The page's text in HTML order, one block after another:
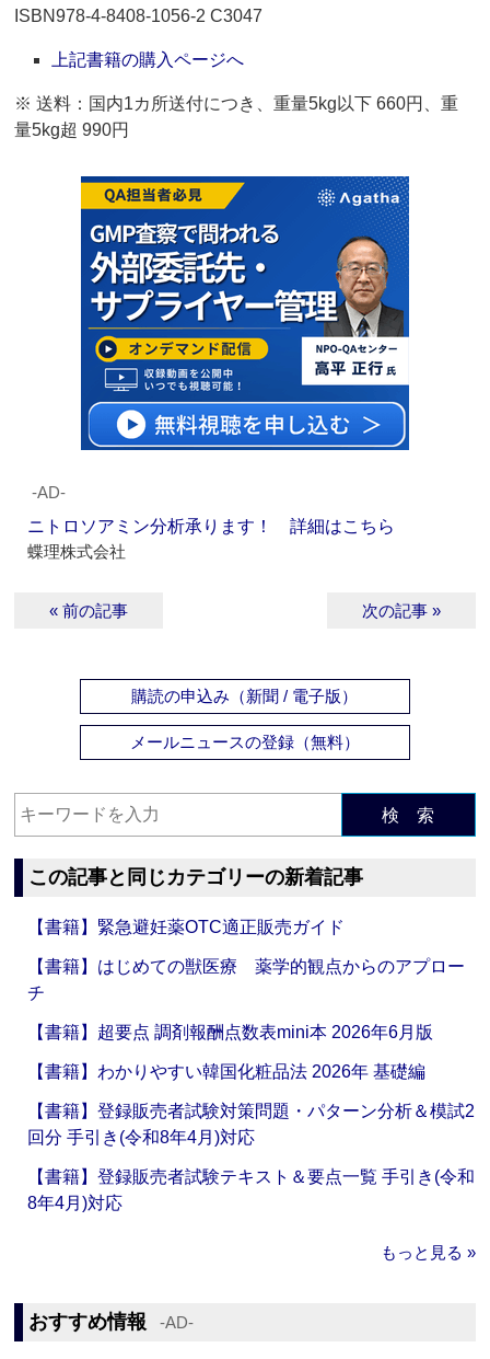
ISBN978-4-8408-1056-2 C3047
上記書籍の購入ページへ
※ 送料：国内1カ所送付につき、重量5kg以下 660円、重
量5kg超 990円
‐AD‐
ニトロソアミン分析承ります！ 詳細はこちら
蝶理株式会社
« 前の記事 次の記事 »
購読の申込み（新聞 / 電子版）
メールニュースの登録（無料）
検 索
この記事と同じカテゴリーの新着記事
【書籍】緊急避妊薬OTC適正販売ガイド
【書籍】はじめての獣医療 薬学的観点からのアプロー
チ
【書籍】超要点 調剤報酬点数表mini本 2026年6月版
【書籍】わかりやすい韓国化粧品法 2026年 基礎編
【書籍】登録販売者試験対策問題・パターン分析＆模試2
回分 手引き(令和8年4月)対応
【書籍】登録販売者試験テキスト＆要点一覧 手引き(令和
8年4月)対応
もっと見る »
おすすめ情報 ‐AD‐